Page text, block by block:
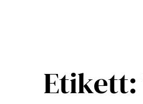
Etikett: